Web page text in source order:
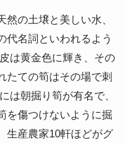
の土壌と美しい水、
代名詞といわれるよう
は黄金色に輝き、その
たての筍はその場で刺
は朝掘り筍が有名で、
を傷つけないように掘
生産農家10軒ほどがグ